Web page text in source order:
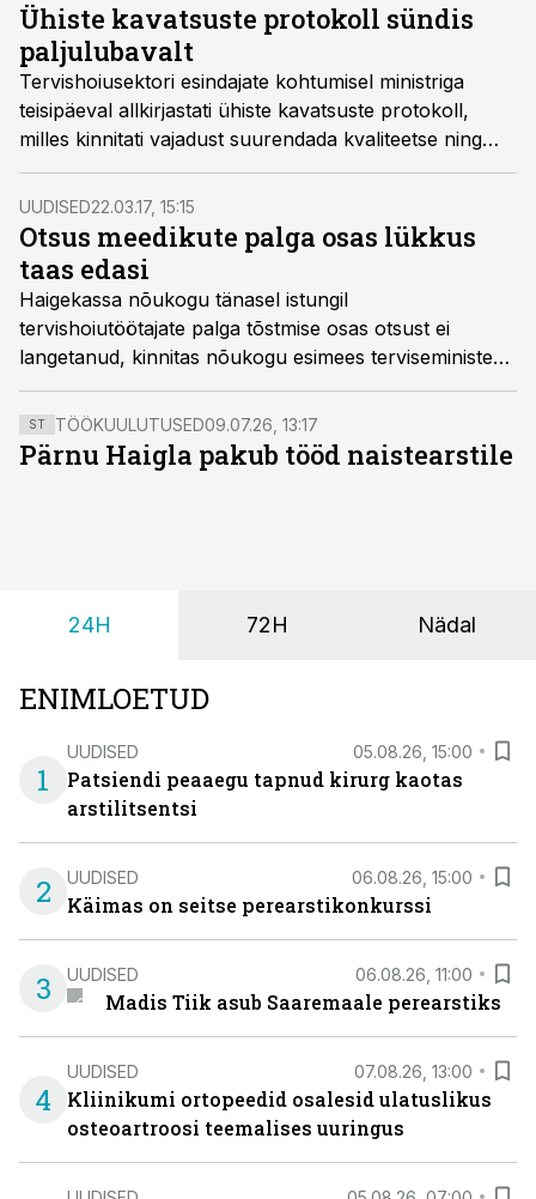
Ühiste kavatsuste protokoll sündis
paljulubavalt
Tervishoiusektori esindajate kohtumisel ministriga
teisipäeval allkirjastati ühiste kavatsuste protokoll,
milles kinnitati vajadust suurendada kvaliteetse ning
õigeaegse arsti- ja õendusabi kättesaadavust. Üheks
otsuseks oli tagasiulatuvalt 1. aprilli seisuga tagada ka
tervishoiutöötajate palgatõusu, selgitas töö- ja
terviseminister Jevgegi Ossinovski.
UUDISED22.03.17, 15:15
Otsus meedikute palga osas lükkus
taas edasi
Haigekassa nõukogu tänasel istungil
tervishoiutöötajate palga tõstmise osas otsust ei
langetanud, kinnitas nõukogu esimees terviseminister
Jevgeni Ossinovski peale arutelu lõppu.
ST TÖÖKUULUTUSED09.07.26, 13:17
Pärnu Haigla pakub tööd naistearstile
24H 72H Nädal
ENIMLOETUD
1
UUDISED 05.08.26, 15:00
Patsiendi peaaegu tapnud kirurg kaotas
arstilitsentsi
2 UUDISED 06.08.26, 15:00
Käimas on seitse perearstikonkurssi
3 UUDISED 06.08.26, 11:00
Madis Tiik asub Saaremaale perearstiks
4
UUDISED 07.08.26, 13:00
Kliinikumi ortopeedid osalesid ulatuslikus
osteoartroosi teemalises uuringus